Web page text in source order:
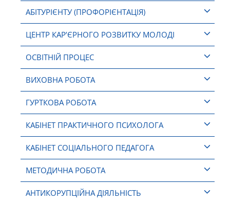
АБІТУРІЄНТУ (ПРОФОРІЄНТАЦІЯ)
ЦЕНТР КАР’ЄРНОГО РОЗВИТКУ МОЛОДІ
ОСВІТНІЙ ПРОЦЕС
ВИХОВНА РОБОТА
ГУРТКОВА РОБОТА
КАБІНЕТ ПРАКТИЧНОГО ПСИХОЛОГА
КАБІНЕТ СОЦІАЛЬНОГО ПЕДАГОГА
МЕТОДИЧНА РОБОТА
АНТИКОРУПЦІЙНА ДІЯЛЬНІСТЬ